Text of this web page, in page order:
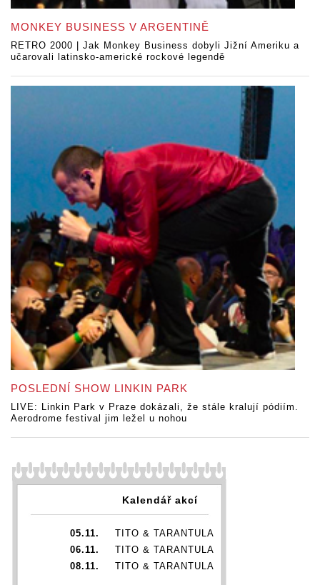
MONKEY BUSINESS V ARGENTINĚ
RETRO 2000 | Jak Monkey Business dobyli Jižní Ameriku a
učarovali latinsko-americké rockové legendě
POSLEDNÍ SHOW LINKIN PARK
LIVE: Linkin Park v Praze dokázali, že stále kralují pódiím.
Aerodrome festival jim ležel u nohou
Kalendář akcí
05.11.
TITO & TARANTULA
06.11.
TITO & TARANTULA
08.11.
TITO & TARANTULA